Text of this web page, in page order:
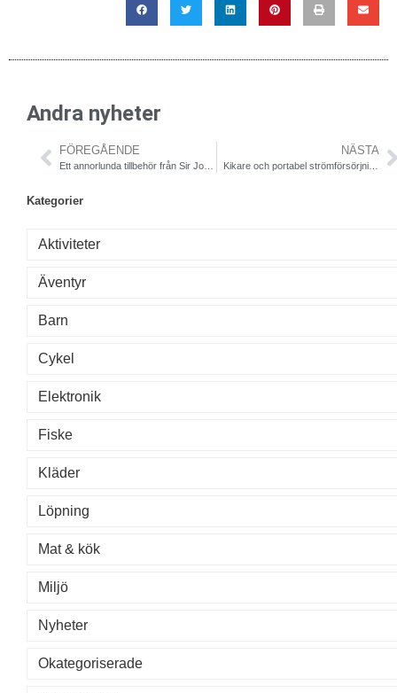
Andra nyheter
FÖREGÅENDE NÄSTA
Kikare och portabel strömförsörjning från Brunton
Kategorier
Aktiviteter
Äventyr
Barn
Cykel
Elektronik
Fiske
Kläder
Löpning
Mat & kök
Miljö
Nyheter
Okategoriserade